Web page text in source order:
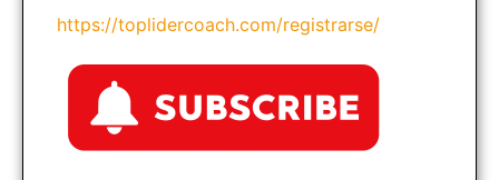
https://toplidercoach.com/registrarse/